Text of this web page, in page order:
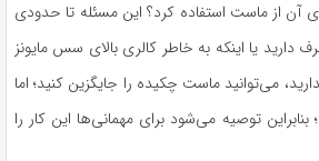
آن از ماست استفاده کرد؟ این مسئله تا حدودی
یا اینکه به خاطر کالری بالای سس مایونز
می‌توانید ماست چکیده را جایگزین کنید؛ اما
توصیه می‌شود برای مهمانی‌ها این کار را